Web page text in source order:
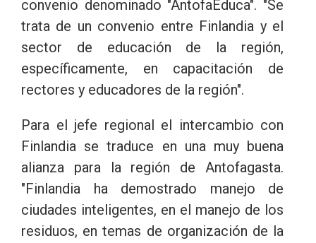
convenio denominado "AntofaEduca". "Se
trata de un convenio entre Finlandia y el
sector de educación de la región,
específicamente, en capacitación de
rectores y educadores de la región".
Para el jefe regional el intercambio con
Finlandia se traduce en una muy buena
alianza para la región de Antofagasta.
"Finlandia ha demostrado manejo de
ciudades inteligentes, en el manejo de los
residuos, en temas de organización de la